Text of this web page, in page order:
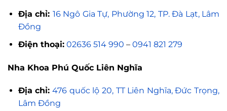
Địa chỉ: 16 Ngô Gia Tự, Phường 12, TP. Đà Lạt, Lâm
Đồng
Điện thoại: 02636 514 990 – 0941 821 279
Nha Khoa Phú Quốc Liên Nghĩa
Địa chỉ: 476 quốc lộ 20, TT Liên Nghĩa, Đức Trọng,
Lâm Đồng